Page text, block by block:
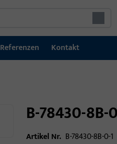
Referenzen Kontakt
B-78430-
Artikel Nr. B-78430-8B-0-1